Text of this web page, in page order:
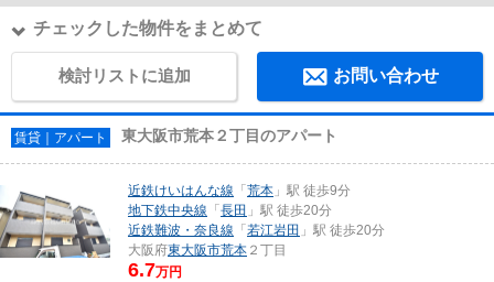
チェックした物件をまとめて
検討リストに追加 お問い合わせ
賃貸｜アパート 東大阪市荒本２丁目のアパート
近鉄けいはんな線 「荒本 」駅 徒歩9分
地下鉄中央線 「長田 」駅 徒歩20分
近鉄難波・奈良線 「若江岩田 」駅 徒歩20分
大阪府東大阪市荒本 ２丁目
6.7万円